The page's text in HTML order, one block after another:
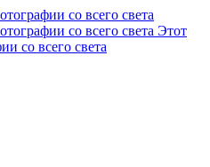
Этот
со всего света